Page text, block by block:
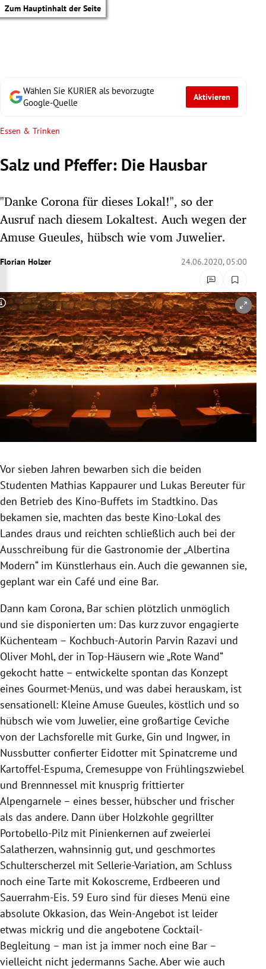
Zum Hauptinhalt der Seite
Untermenü
Untermenü
Untermenü
Untermenü
Untermenü
Untermenü
Untermenü
Wählen Sie KURIER als bevorzugte
Google-Quelle
Aktivieren
Essen & Trinken
Salz und Pfeffer: Die Hausbar
"Danke Corona für dieses Lokal!", so der
Ausruf nach diesem Lokaltest. Auch wegen der
Amuse Gueules, hübsch wie vom Juwelier.
Florian Holzer 24.06.2020, 05:00
Copyright-Hinweis öffnen/schließen
Vor sieben Jahren bewarben sich die beiden
Studenten Mathias Kappaurer und Lukas Bereuter für
den Betrieb des Kino-Buffets im Stadtkino. Das
bekamen sie, machten das beste Kino-Lokal des
Landes draus und reichten schließlich auch bei der
Ausschreibung für die Gastronomie der „Albertina
Modern“ im Künstlerhaus ein. Auch die gewannen sie,
geplant war ein Café und eine Bar.
Dann kam Corona, Bar schien plötzlich unmöglich
und sie disponierten um: Das kurz zuvor engagierte
Küchenteam – Kochbuch-Autorin Parvin Razavi und
Oliver Mohl, der in Top-Häusern wie „Rote Wand“
gekocht hatte – entwickelte spontan das Konzept
eines Gourmet-Menüs, und was dabei herauskam, ist
sensationell: Kleine Amuse Gueules, köstlich und so
hübsch wie vom Juwelier, eine großartige Ceviche
von der Lachsforelle mit Gurke, Gin und Ingwer, in
Nussbutter confierter Eidotter mit Spinatcreme und
Kartoffel-Espuma, Cremesuppe von Frühlingszwiebel
und Brennnessel mit knusprig frittierter
Alpengarnele – eines besser, hübscher und frischer
als das andere. Dann über Holzkohle gegrillter
Portobello-Pilz mit Pinienkernen auf zweierlei
Salatherzen, wahnsinnig gut, und geschmortes
Schulterscherzel mit Sellerie-Variation, am Schluss
noch eine Tarte mit Kokoscreme, Erdbeeren und
Sauerrahm-Eis. 59 Euro sind für dieses Menü eine
absolute Okkasion, das Wein-Angebot ist leider
etwas mickrig und die angebotene Cocktail-
Begleitung – man ist ja immer noch eine Bar –
vielleicht nicht jedermanns Sache. Aber wie auch